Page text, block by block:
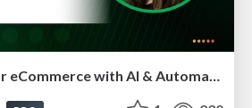
How to Grow Your eCommerce with AI & Automation